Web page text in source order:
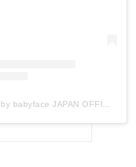
A post shared by babyface JAPAN OFFICIAL (@babyface_japan)